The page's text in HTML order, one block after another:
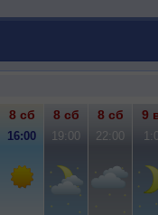
8 сб 8 сб 8 сб 9
16:00 19:00 22:00